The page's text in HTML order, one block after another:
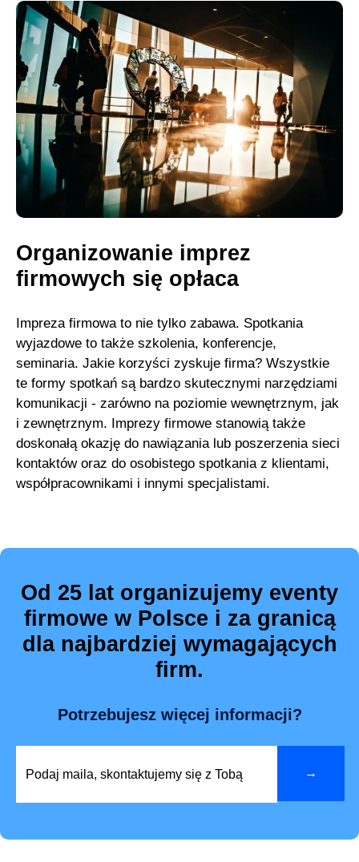
Organizowanie imprez
firmowych się opłaca
Impreza firmowa to nie tylko zabawa. Spotkania
wyjazdowe to także szkolenia, konferencje,
seminaria. Jakie korzyści zyskuje firma? Wszystkie
te formy spotkań są bardzo skutecznymi narzędziami
komunikacji - zarówno na poziomie wewnętrznym, jak
i zewnętrznym. Imprezy firmowe stanowią także
doskonałą okazję do nawiązania lub poszerzenia sieci
kontaktów oraz do osobistego spotkania z klientami,
współpracownikami i innymi specjalistami.
Od 25 lat organizujemy eventy
firmowe w Polsce i za granicą
dla najbardziej wymagających
firm.
Potrzebujesz więcej informacji?